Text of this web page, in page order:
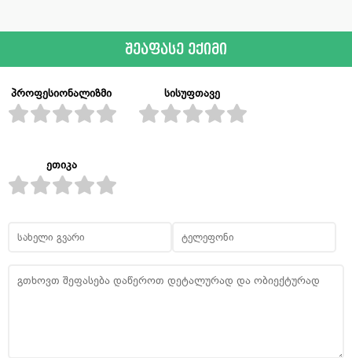
შეაფასე ექიმი
პროფესიონალიზმი სისუფთავე
ეთიკა